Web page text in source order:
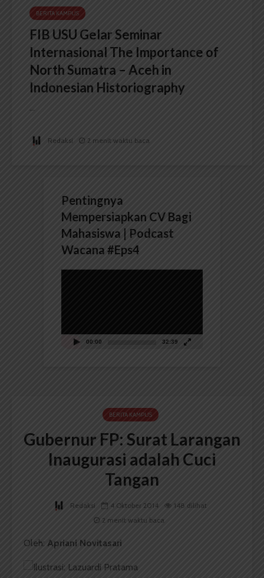
BERITA KAMPUS
FIB USU Gelar Seminar
Internasional The Importance of
North Sumatra – Aceh in
Indonesian Historiography
...
Redaksi 2 menit waktu baca
Pentingnya
Mempersiapkan CV Bagi
Mahasiswa | Podcast
Wacana #Eps4
00:00 32:39
BERITA KAMPUS
Gubernur FP: Surat Larangan
Inaugurasi adalah Cuci
Tangan
Redaksi 4 Oktober 2014
148 dilihat
2 menit waktu baca
Oleh: Apriani Novitasari